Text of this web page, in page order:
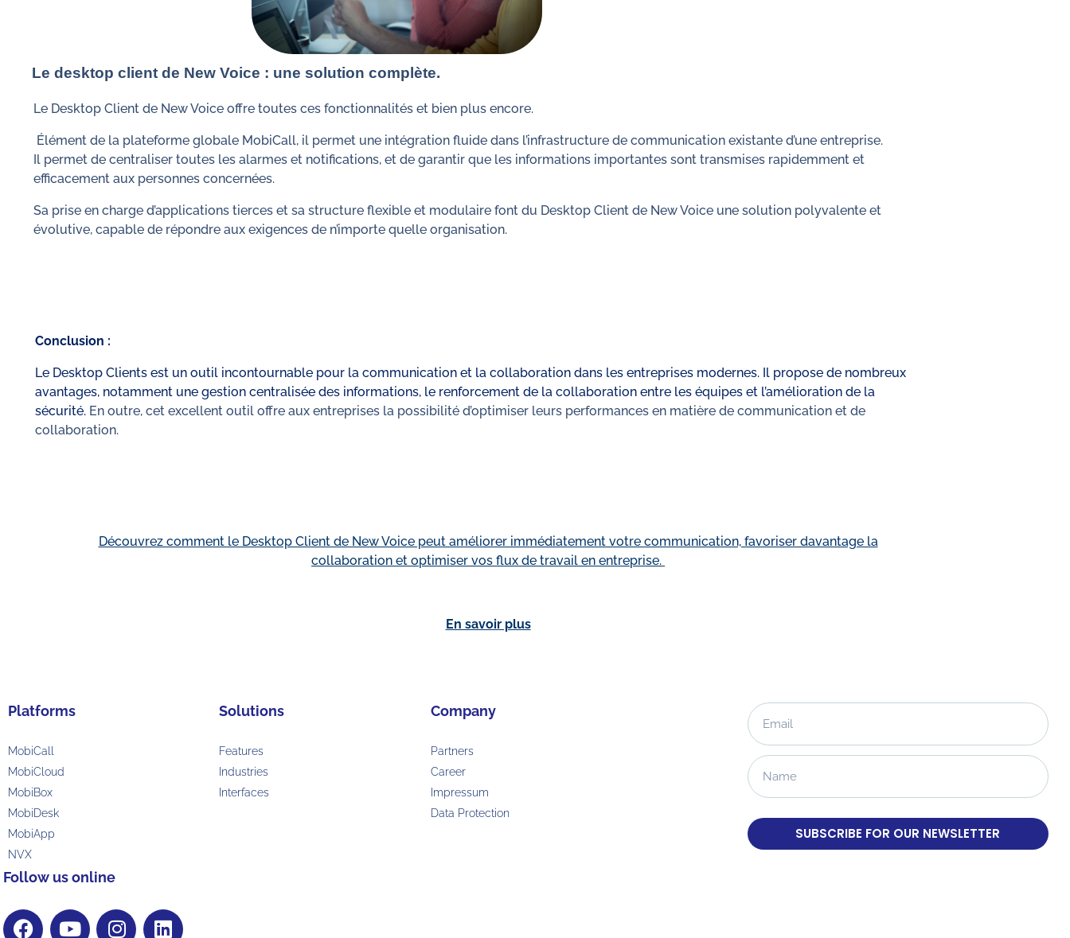
Le desktop client de New Voice : une solution complète.
Le Desktop Client de New Voice offre toutes ces fonctionnalités et bien plus encore.
Élément de la plateforme globale MobiCall, il permet une intégration fluide dans l’infrastructure de communication existante d’une entreprise.
Il permet de centraliser toutes les alarmes et notifications, et de garantir que les informations importantes sont transmises rapidemment et
efficacement aux personnes concernées.
Sa prise en charge d’applications tierces et sa structure flexible et modulaire font du Desktop Client de New Voice une solution polyvalente et
évolutive, capable de répondre aux exigences de n’importe quelle organisation.
Conclusion :
Le Desktop Clients est un outil incontournable pour la communication et la collaboration dans les entreprises modernes. Il propose de nombreux
avantages, notamment une gestion centralisée des informations, le renforcement de la collaboration entre les équipes et l’amélioration de la
sécurité. En outre, cet excellent outil offre aux entreprises la possibilité d’optimiser leurs performances en matière de communication et de
collaboration.
Découvrez comment le Desktop Client de New Voice peut améliorer immédiatement votre communication, favoriser davantage la
collaboration et optimiser vos flux de travail en entreprise.
En savoir plus
Platforms
MobiCall
MobiCloud
MobiBox
MobiDesk
MobiApp
NVX
Solutions
Features
Industries
Interfaces
Company
Partners
Career
Impressum
Data Protection
SUBSCRIBE FOR OUR NEWSLETTER
Follow us online